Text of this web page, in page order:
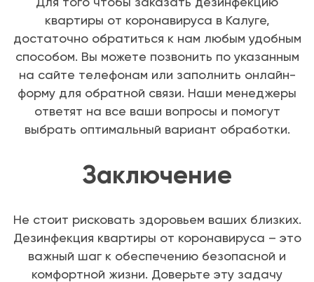
квартиры от коронавируса в Калуге,
достаточно обратиться к нам любым удобным
способом. Вы можете позвонить по указанным
на сайте телефонам или заполнить онлайн-
форму для обратной связи. Наши менеджеры
ответят на все ваши вопросы и помогут
выбрать оптимальный вариант обработки.
Заключение
Не стоит рисковать здоровьем ваших близких.
Дезинфекция квартиры от коронавируса – это
важный шаг к обеспечению безопасной и
комфортной жизни. Доверьте эту задачу